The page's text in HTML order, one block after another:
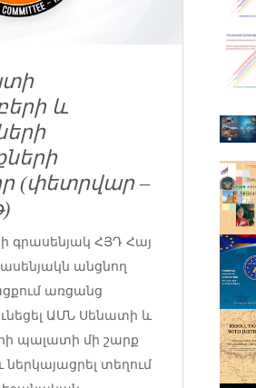
և
(փետրվար –
գրասենյակ ՀՅԴ Հայ
անցնող
առցանց
ԱՄՆ Սենատի և
պալատի մի շարք
տեղում